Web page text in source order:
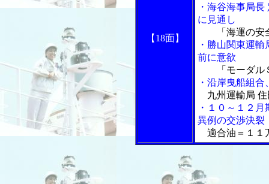
【18面】
・海谷海事局
に見通し
「海運の安
・勝山関東運
前に意欲
「モーダル
・沿岸曳船組
九州運輸局 住
・１０～１２
異例の交渉決裂
適合油＝１１